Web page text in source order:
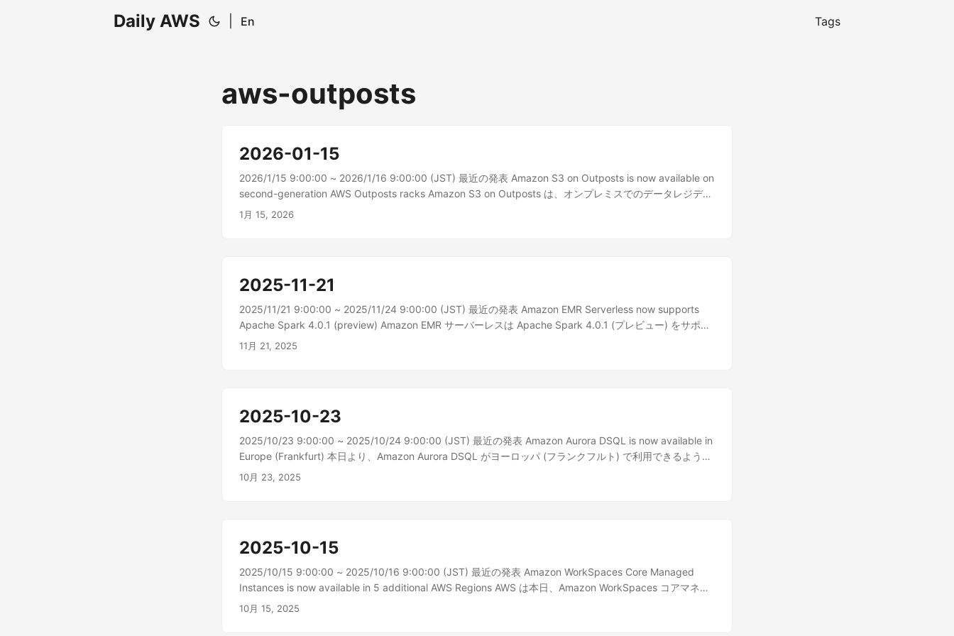
Daily AWS En Tags
aws-outposts
2026-01-15
2026/1/15 9:00:00 ~ 2026/1/16 9:00:00 (JST) 最近の発表 Amazon S3 on Outposts is now available on
second-generation AWS Outposts racks Amazon S3 on Outposts は、オンプレミスでのデータレジデン
シー、低レイテンシー、ローカルデータ処理のユースケー...
1月 15, 2026
2025-11-21
2025/11/21 9:00:00 ~ 2025/11/24 9:00:00 (JST) 最近の発表 Amazon EMR Serverless now supports
Apache Spark 4.0.1 (preview) Amazon EMR サーバーレスは Apache Spark 4.0.1 (プレビュー) をサポー
トするようになりました。Spark 4.0.1 では、ANSI SQL と...
11月 21, 2025
2025-10-23
2025/10/23 9:00:00 ~ 2025/10/24 9:00:00 (JST) 最近の発表 Amazon Aurora DSQL is now available in
Europe (Frankfurt) 本日より、Amazon Aurora DSQL がヨーロッパ (フランクフルト) で利用できるように
なりました。Aurora DSQL...
10月 23, 2025
2025-10-15
2025/10/15 9:00:00 ~ 2025/10/16 9:00:00 (JST) 最近の発表 Amazon WorkSpaces Core Managed
Instances is now available in 5 additional AWS Regions AWS は本日、Amazon WorkSpaces コアマネー
ジドインスタンスを米国東部 (オハイオ)、アジアパシフィック...
10月 15, 2025